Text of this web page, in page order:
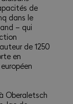
de
dans le
– qui
de 1250
en
Oberaletsch